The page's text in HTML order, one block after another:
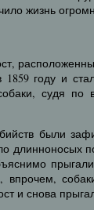
жизнь
году и
судя по
были
длинноносых
впрочем,
и снова